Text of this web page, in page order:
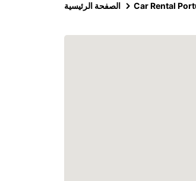
الصفحة الرئيسية Car Rental